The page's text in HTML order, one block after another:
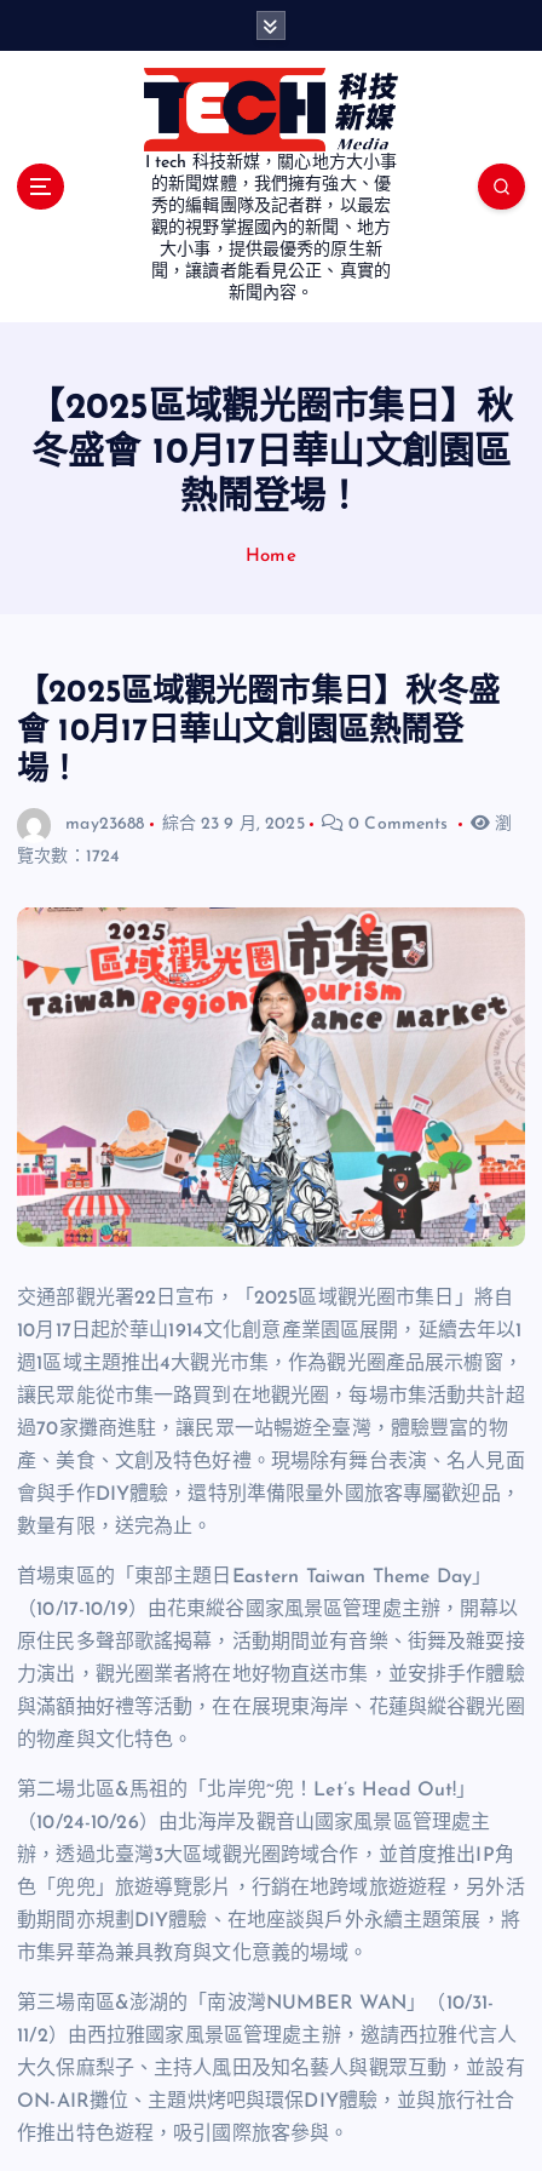
I tech 科技新媒，關心地方大小事
的新聞媒體，我們擁有強大、優
秀的編輯團隊及記者群，以最宏
觀的視野掌握國內的新聞、地方
大小事，提供最優秀的原生新
聞，讓讀者能看見公正、真實的
新聞內容。
【2025區域觀光圈市集日】秋
冬盛會 10月17日華山文創園區
熱鬧登場！
Home
【2025區域觀光圈市集日】秋冬盛
會 10月17日華山文創園區熱鬧登
場！
may23688 綜合 23 9 月, 2025 0 Comments
瀏
覽次數：1724
交通部觀光署22日宣布，「2025區域觀光圈市集日」將自
10月17日起於華山1914文化創意產業園區展開，延續去年以1
週1區域主題推出4大觀光市集，作為觀光圈產品展示櫥窗，
讓民眾能從市集一路買到在地觀光圈，每場市集活動共計超
過70家攤商進駐，讓民眾一站暢遊全臺灣，體驗豐富的物
產、美食、文創及特色好禮。現場除有舞台表演、名人見面
會與手作DIY體驗，還特別準備限量外國旅客專屬歡迎品，
數量有限，送完為止。
首場東區的「東部主題日Eastern Taiwan Theme Day」
（10/17-10/19）由花東縱谷國家風景區管理處主辦，開幕以
原住民多聲部歌謠揭幕，活動期間並有音樂、街舞及雜耍接
力演出，觀光圈業者將在地好物直送市集，並安排手作體驗
與滿額抽好禮等活動，在在展現東海岸、花蓮與縱谷觀光圈
的物產與文化特色。
第二場北區&馬祖的「北岸兜~兜！Let’s Head Out!」
（10/24-10/26）由北海岸及觀音山國家風景區管理處主
辦，透過北臺灣3大區域觀光圈跨域合作，並首度推出IP角
色「兜兜」旅遊導覽影片，行銷在地跨域旅遊遊程，另外活
動期間亦規劃DIY體驗、在地座談與戶外永續主題策展，將
市集昇華為兼具教育與文化意義的場域。
第三場南區&澎湖的「南波灣NUMBER WAN」（10/31-
11/2）由西拉雅國家風景區管理處主辦，邀請西拉雅代言人
大久保麻梨子、主持人風田及知名藝人與觀眾互動，並設有
ON-AIR攤位、主題烘烤吧與環保DIY體驗，並與旅行社合
作推出特色遊程，吸引國際旅客參與。